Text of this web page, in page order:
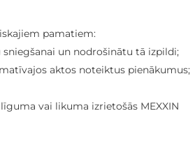
pamatiem:
un nodrošinātu tā izpildi;
aktos noteiktus pienākumus;
vai likuma izrietošās MEXXIN